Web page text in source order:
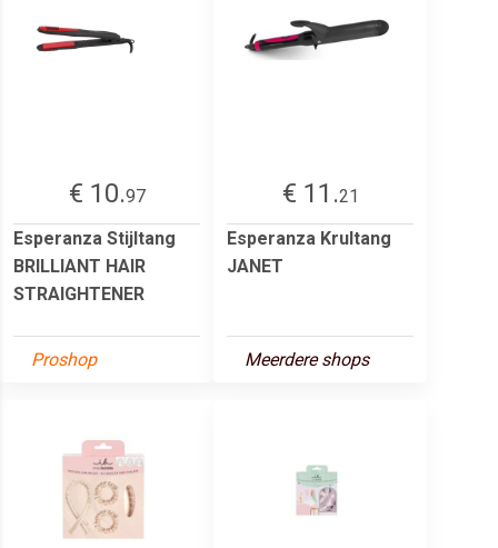
€ 10.97
Esperanza Stijltang
BRILLIANT HAIR
STRAIGHTENER
Proshop
€ 11.21
Esperanza Krultang
JANET
Meerdere shops